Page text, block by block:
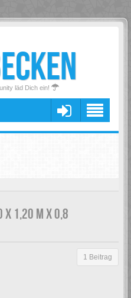
läd Dich ein!
X 1,20 M X 0,8
1 Beitrag